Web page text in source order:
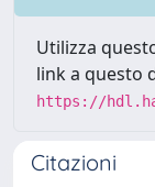
Utilizza
link a questo
https://
Citazioni